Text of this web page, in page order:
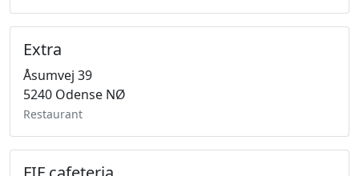
Extra
Åsumvej 39
5240 Odense NØ
Restaurant